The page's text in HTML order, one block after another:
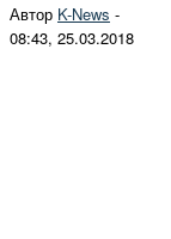
Автор K-News -
08:43, 25.03.2018